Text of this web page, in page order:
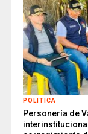
POLITICA
Personería de